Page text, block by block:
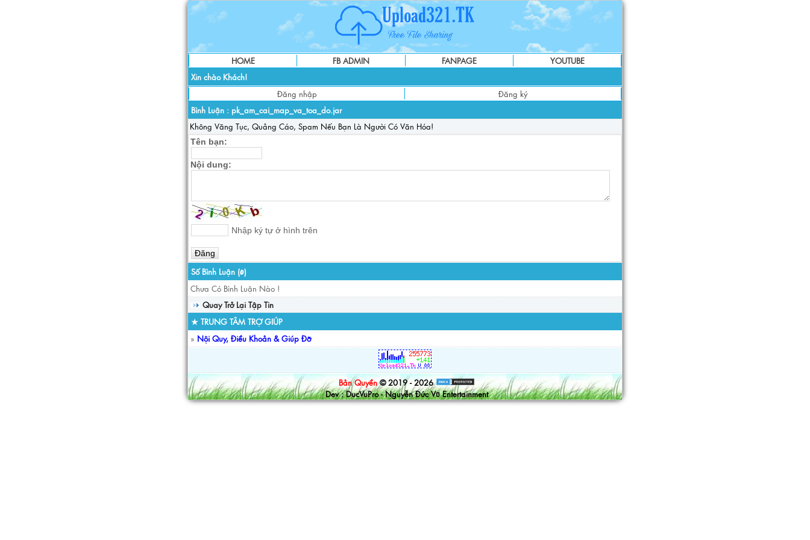
HOME FB ADMIN FANPAGE
YOUTUBE
Xin chào Khách!
Đăng nhập
Đăng ký
Bình Luận : pk_am_cai_map_va_toa_do.jar
Không Văng Tục, Quảng Cáo, Spam Nếu Bạn Là Người Có Văn Hóa!
Tên bạn:
Nội dung:
Nhập ký tự ở hình trên
Số Bình Luận (0)
Chưa Có Bình Luận Nào !
Quay Trở Lại Tập Tin
★ TRUNG TÂM TRỢ GIÚP
» Nội Quy, Điều Khoản & Giúp Đỡ
Bản Quyền © 2019 - 2026
Dev : DucVuPro - Nguyễn Đức Vũ Entertainment